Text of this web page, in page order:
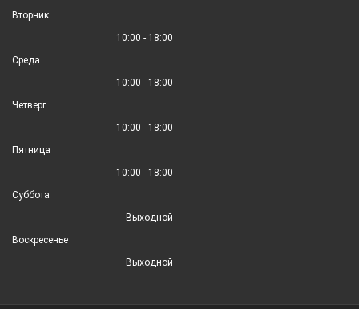
Вторник
10:00 - 18:00
Среда
10:00 - 18:00
Четверг
10:00 - 18:00
Пятница
10:00 - 18:00
Суббота
Выходной
Воскресенье
Выходной